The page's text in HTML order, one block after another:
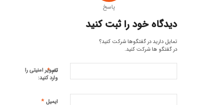
پاسخ
دیدگاه خود را ثبت کنید
تمایل دارید در گفتگوها شرکت کنید؟
در گفتگو ها شرکت کنید.
نام*
ایمیل *
تصویر امنیتی را
وارد کنید: